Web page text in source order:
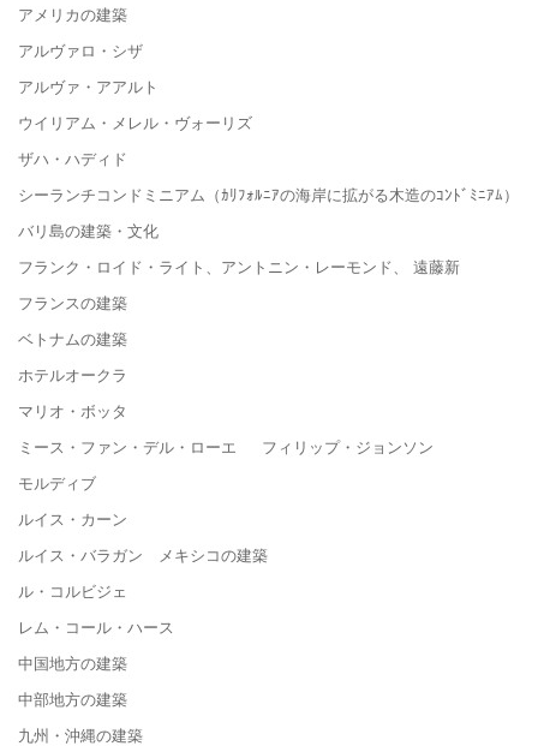
アメリカの建築
アルヴァロ・シザ
アルヴァ・アアルト
ウイリアム・メレル・ヴォーリズ
ザハ・ハディド
シーランチコンドミニアム（ｶﾘﾌｫﾙﾆｱの海岸に拡がる木造のｺﾝﾄﾞﾐﾆｱﾑ）
バリ島の建築・文化
フランク・ロイド・ライト、アントニン・レーモンド、 遠藤新
フランスの建築
ベトナムの建築
ホテルオークラ
マリオ・ボッタ
ミース・ファン・デル・ローエ フィリップ・ジョンソン
モルディブ
ルイス・カーン
ルイス・バラガン メキシコの建築
ル・コルビジェ
レム・コール・ハース
中国地方の建築
中部地方の建築
九州・沖縄の建築